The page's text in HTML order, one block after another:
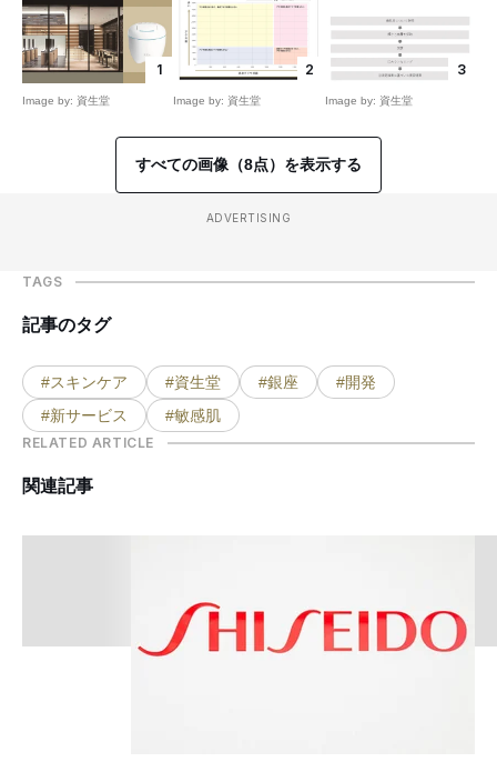
1
Image by: 資生堂
2
Image by: 資生堂
3
Image by: 資生堂
すべての画像（8点）を表示する
ADVERTISING
TAGS
記事のタグ
#スキンケア #資生堂 #銀座
#開発
#新サービス
#敏感肌
RELATED ARTICLE
関連記事